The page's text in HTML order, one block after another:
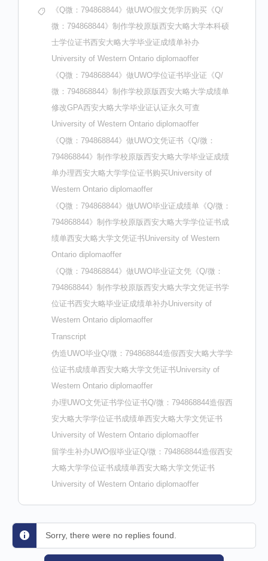
《Q微：794868844》做UWO假文凭学历购买《Q/
微：794868844》制作学校原版西安大略大学本科硕
士学位证书西安大略大学毕业证成绩单补办
University of Western Ontario diplomaoffer
《Q微：794868844》做UWO学位证书毕业证《Q/
微：794868844》制作学校原版西安大略大学成绩单
修改GPA西安大略大学毕业证认证永久可查
University of Western Ontario diplomaoffer
《Q微：794868844》做UWO文凭证书《Q/微：
794868844》制作学校原版西安大略大学毕业证成绩
单办理西安大略大学学位证书购买University of
Western Ontario diplomaoffer
《Q微：794868844》做UWO毕业证成绩单《Q/微：
794868844》制作学校原版西安大略大学学位证书成
绩单西安大略大学文凭证书University of Western
Ontario diplomaoffer
《Q微：794868844》做UWO毕业证文凭《Q/微：
794868844》制作学校原版西安大略大学文凭证书学
位证书西安大略毕业证成绩单补办University of
Western Ontario diplomaoffer
Transcript
伪造UWO毕业Q/微：794868844造假西安大略大学学
位证书成绩单西安大略大学文凭证书University of
Western Ontario diplomaoffer
办理UWO文凭证书学位证书Q/微：794868844造假西
安大略大学学位证书成绩单西安大略大学文凭证书
University of Western Ontario diplomaoffer
留学生补办UWO假毕业证Q/微：794868844造假西安
大略大学学位证书成绩单西安大略大学文凭证书
University of Western Ontario diplomaoffer
Sorry, there were no replies found.